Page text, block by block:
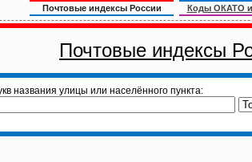
Почтовые индексы России Коды ОКАТО
Почтовые индексы
названия улицы или населённого пункта: